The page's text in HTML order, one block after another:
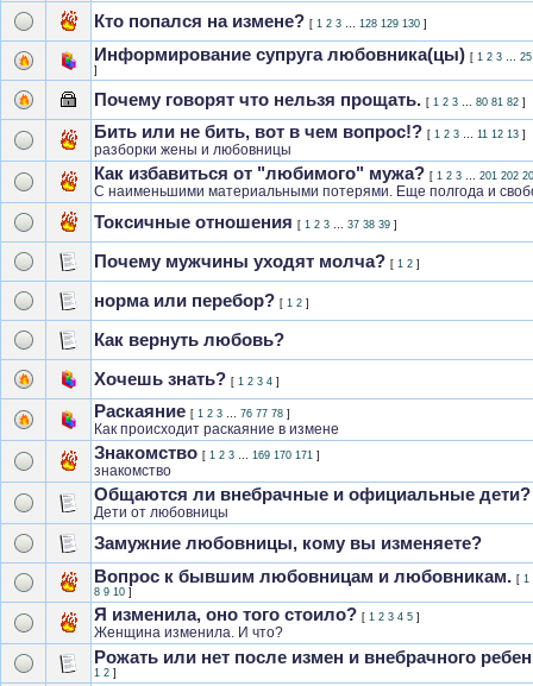
Кто попался на измене? [ 1 2 3 … 128 129 130 ]
Информирование супруга любовника(цы) [ 1 2 3 … 25
]
Почему говорят что нельзя прощать. [ 1 2 3 … 80 81 82 ]
Бить или не бить, вот в чем вопрос!? [ 1 2 3 … 11 12 13 ]
разборки жены и любовницы
Как избавиться от "любимого" мужа? [ 1 2 3 … 201 202
С наименьшими материальными потерями. Еще полгода и
Токсичные отношения [ 1 2 3 … 37 38 39 ]
Почему мужчины уходят молча? [ 1 2 ]
норма или перебор? [ 1 2 ]
Как вернуть любовь?
Хочешь знать? [ 1 2 3 4 ]
Раскаяние [ 1 2 3 … 76 77 78 ]
Как происходит раскаяние в измене
Знакомство [ 1 2 3 … 169 170 171 ]
знакомство
Общаются ли внебрачные и официальные дети?
Дети от любовницы
Замужние любовницы, кому вы изменяете?
Вопрос к бывшим любовницам и любовникам. [ 1
8 9 10 ]
Я изменила, оно того стоило? [ 1 2 3 4 5 ]
Женщина изменила. И что?
Рожать или нет после измен и внебрачного
1 2 ]